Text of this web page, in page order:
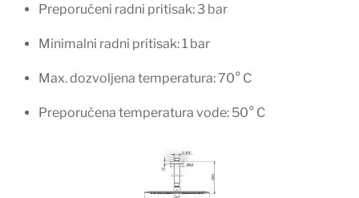
Preporučeni radni pritisak: 3 bar
Minimalni radni pritisak: 1 bar
Max. dozvoljena temperatura: 70° C
Preporučena temperatura vode: 50° C